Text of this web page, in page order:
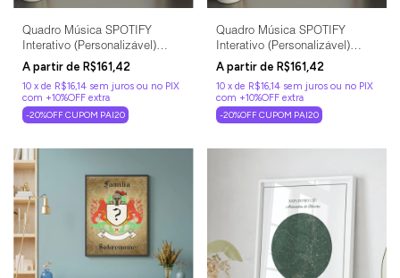
Quadro Música SPOTIFY
Interativo (Personalizável)
Layout BlackR$161,42
10 x de R$16,14 sem juros
-20%OFF CUPOM PAI20
Quadro Música SPOTIFY
Interativo (Personalizável)
Layout BrancoR$161,42
10 x de R$16,14 sem juros
-20%OFF CUPOM PAI20